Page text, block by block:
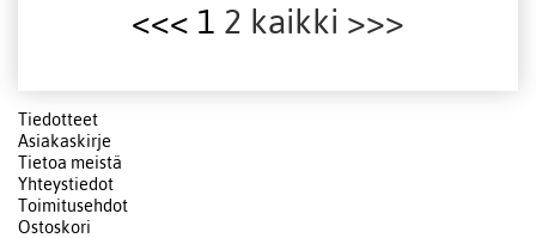
<<< 1 2 kaikki >>>
Tiedotteet
Asiakaskirje
Tietoa meistä
Yhteystiedot
Toimitusehdot
Ostoskori